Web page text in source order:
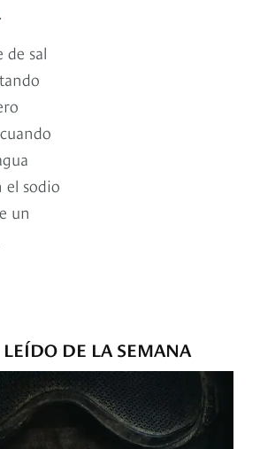
.
de sal
el sodio
un
LEÍDO DE LA SEMANA